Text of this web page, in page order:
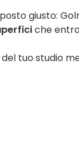
giusto:
che
tuo studio
batteri, virus,